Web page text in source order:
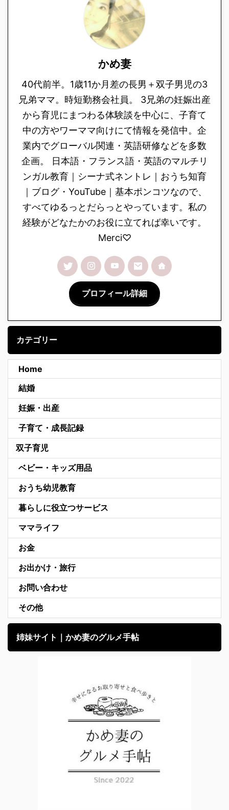
かめ妻
40代前半。1歳11か月差の長男＋双子男児の3
兄弟ママ。時短勤務会社員。 3兄弟の妊娠出産
から育児にまつわる体験談を中心に、子育て
中の方やワーママ向けにて情報を発信中。企
業内でグローバル関連・英語研修などを多数
企画。 日本語・フランス語・英語のマルチリ
ンガル教育｜シーナ式ネントレ｜おうち知育
｜ブログ・YouTube｜基本ポンコツなので、
すべてゆるっとだらっとやっています。私の
経験がどなたかのお役に立てれば幸いです。
Merci♡
プロフィール詳細
カテゴリー
Home
結婚
妊娠・出産
子育て・成長記録
双子育児
ベビー・キッズ用品
おうち幼児教育
暮らしに役立つサービス
ママライフ
お金
お出かけ・旅行
お問い合わせ
その他
姉妹サイト｜かめ妻のグルメ手帖